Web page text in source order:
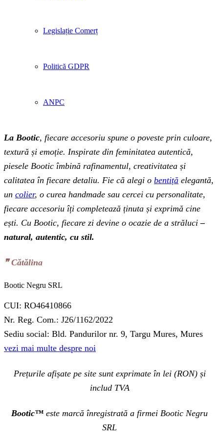
Legislație Comerț
Politică GDPR
ANPC
La Bootic, fiecare accesoriu spune o poveste prin culoare,
textură și emoție. Inspirate din feminitatea autentică,
piesele Bootic îmbină rafinamentul, creativitatea și
calitatea în fiecare detaliu. Fie că alegi o bentiță elegantă,
un colier, o curea handmade sau cercei cu personalitate,
fiecare accesoriu îți completează ținuta și exprimă cine
ești. Cu Bootic, fiecare zi devine o ocazie de a străluci –
natural, autentic, cu stil.
❞‬ Cătălina
Bootic Negru SRL
CUI: RO46410866
Nr. Reg. Com.: J26/1162/2022
Sediu social: Bld. Pandurilor nr. 9, Targu Mures, Mures
vezi mai multe despre noi
Prețurile afișate pe site sunt exprimate în lei (RON) și
includ TVA
Bootic™ este marcă înregistrată a firmei Bootic Negru
SRL